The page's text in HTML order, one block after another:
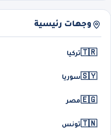
وجهات رئيسية
🇹🇷تركيا
🇸🇾سوريا
🇪🇬مصر
🇹🇳تونس